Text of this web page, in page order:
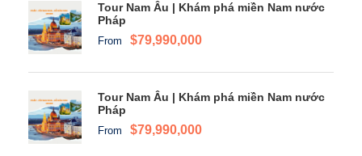
Tour Nam Âu | Khám phá miền Nam nước
Pháp
From $79,990,000
Tour Nam Âu | Khám phá miền Nam nước
Pháp
From $79,990,000